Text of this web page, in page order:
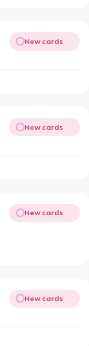
New cards
New cards
New cards
New cards